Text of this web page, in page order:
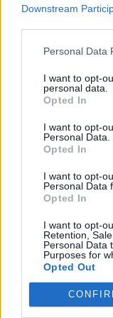
Downstream
Personal Data
I want to opt-
personal data.
Opted In
I want to opt-
Personal Data.
Opted In
I want to opt-
Personal Data
Opted In
I want to opt-
Retention,
Personal Data
Purposes for
Opted Out
banorët e
raportohen
armatimesh
Ankaraja u kërkon
Moskës dhe Kievit
armëpushim në